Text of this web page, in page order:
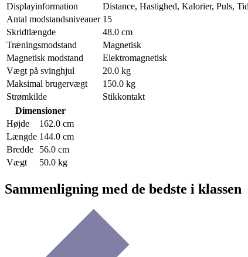
Displayinformation
Distance, Hastighed, Kalorier, Puls, Tid
Antal modstandsniveauer 15
Skridtlængde
48.0 cm
Træningsmodstand
Magnetisk
Magnetisk modstand
Elektromagnetisk
Vægt på svinghjul
20.0 kg
Maksimal brugervægt
150.0 kg
Strømkilde
Stikkontakt
Dimensioner
Højde
162.0 cm
Længde 144.0 cm
Bredde
56.0 cm
Vægt
50.0 kg
Sammenligning med de bedste i klassen